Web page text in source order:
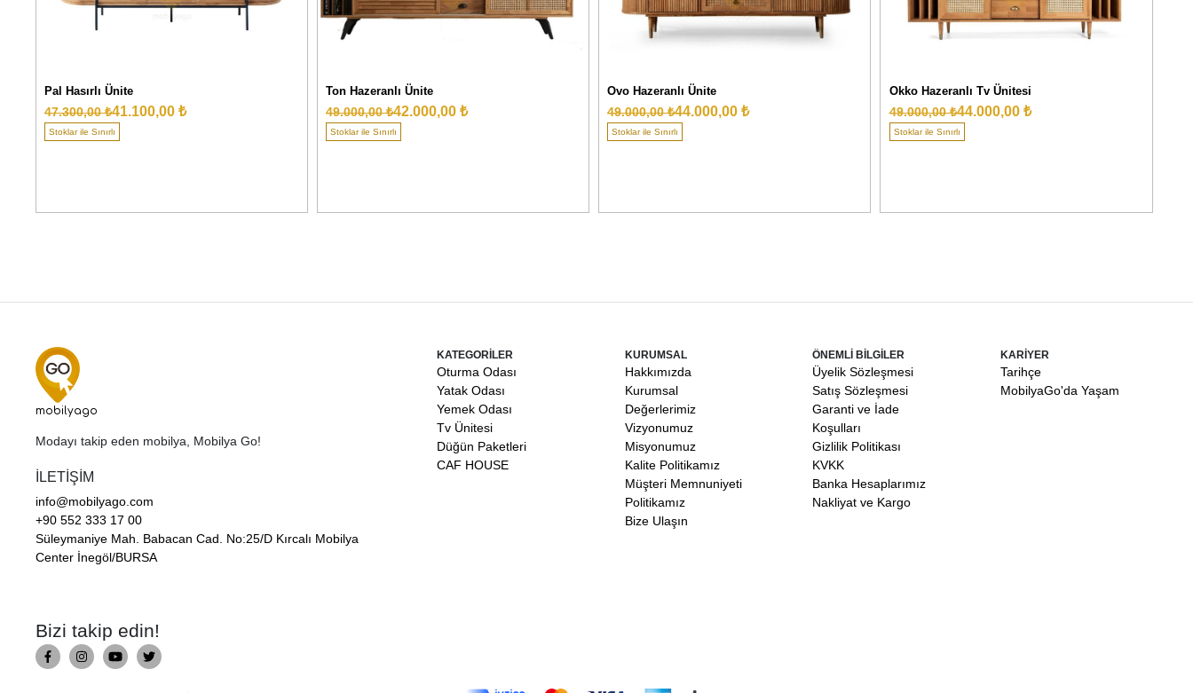
Pal Hasırlı Ünite
47.300,00 ₺41.100,00 ₺
Stoklar ile Sınırlı
Ton Hazeranlı Ünite
49.000,00 ₺42.000,00 ₺
Stoklar ile Sınırlı
Ovo Hazeranlı Ünite
49.000,00 ₺44.000,00 ₺
Stoklar ile Sınırlı
Okko Hazeranlı Tv Ünitesi
49.000,00 ₺44.000,00 ₺
Stoklar ile Sınırlı
mobilyago
Modayı takip eden mobilya, Mobilya Go!
İLETİŞİM
info@mobilyago.com
+90 552 333 17 00
Süleymaniye Mah. Babacan Cad. No:25/D Kırcalı Mobilya
Center İnegöl/BURSA
Bizi takip edin!
KATEGORİLER
Oturma Odası
Yatak Odası
Yemek Odası
Tv Ünitesi
Düğün Paketleri
CAF HOUSE
KURUMSAL
Hakkımızda
Kurumsal
Değerlerimiz
Vizyonumuz
Misyonumuz
Kalite Politikamız
Müşteri Memnuniyeti
Politikamız
Bize Ulaşın
ÖNEMLİ BİLGİLER
Üyelik Sözleşmesi
Satış Sözleşmesi
Garanti ve İade
Koşulları
Gizlilik Politikası
KVKK
Banka Hesaplarımız
Nakliyat ve Kargo
KARİYER
Tarihçe
MobilyaGo'da Yaşam